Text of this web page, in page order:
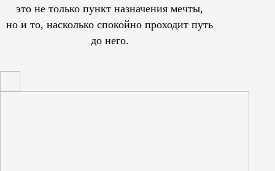
это не только пункт назначения мечты,
но и то, насколько спокойно проходит путь
до него.